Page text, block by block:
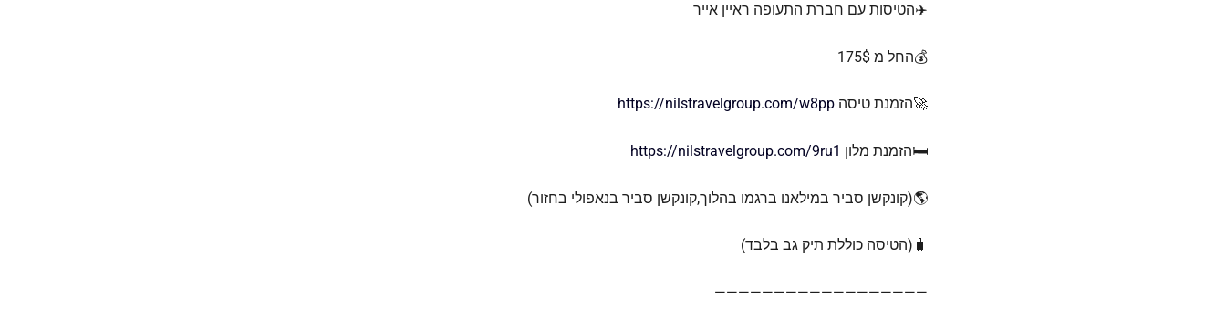
✈️הטיסות עם חברת התעופה ראיין אייר
💰החל מ 175$
🚀הזמנת טיסה https://nilstravelgroup.com/w8pp
🛏️הזמנת מלון https://nilstravelgroup.com/9ru1
🌎(קונקשן סביר במילאנו ברגמו בהלוך,קונקשן סביר בנאפולי בחזור)
🧳(הטיסה כוללת תיק גב בלבד)
——————————————————